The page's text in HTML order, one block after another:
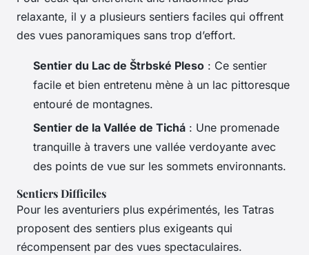
relaxante, il y a plusieurs sentiers faciles qui offrent
des vues panoramiques sans trop d’effort.
Sentier du Lac de Štrbské Pleso : Ce sentier
facile et bien entretenu mène à un lac pittoresque
entouré de montagnes.
Sentier de la Vallée de Tichá : Une promenade
tranquille à travers une vallée verdoyante avec
des points de vue sur les sommets environnants.
Sentiers Difficiles
Pour les aventuriers plus expérimentés, les Tatras
proposent des sentiers plus exigeants qui
récompensent par des vues spectaculaires.